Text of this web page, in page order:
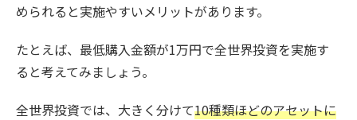
められると実施やすいメリットがあります。
たとえば、最低購入金額が1万円で全世界投資を実施す
ると考えてみましょう。
全世界投資では、大きく分けて10種類ほどのアセットに